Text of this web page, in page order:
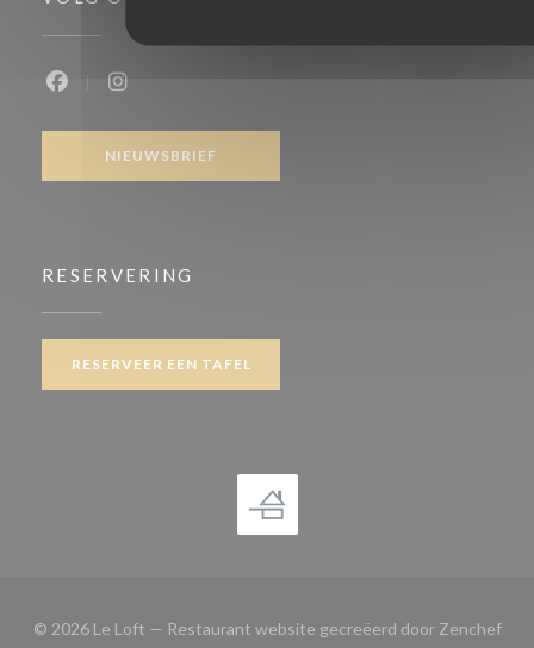
NIEUWSBRIEF
RESERVERING
RESERVEER EEN TAFEL
© 2026 Le Loft — Restaurant website gecreëerd door Zenchef